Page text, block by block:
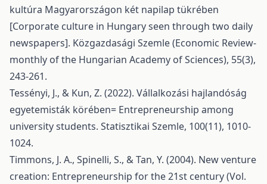
kultúra Magyarországon két napilap tükrében
[Corporate culture in Hungary seen through two daily
newspapers]. Közgazdasági Szemle (Economic Review-
monthly of the Hungarian Academy of Sciences), 55(3),
243-261.
Tessényi, J., & Kun, Z. (2022). Vállalkozási hajlandóság
egyetemisták körében= Entrepreneurship among
university students. Statisztikai Szemle, 100(11), 1010-
1024.
Timmons, J. A., Spinelli, S., & Tan, Y. (2004). New venture
creation: Entrepreneurship for the 21st century (Vol.